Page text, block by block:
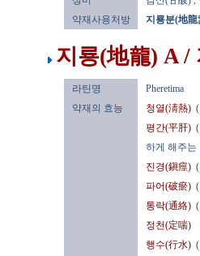
약재사용처방
지룡분(地龍
지룡(地龍) A /
라틴명
Pheretima
약재의 효능
청열(淸熱)
평간(平肝)
하게 해주는
진경(鎭痙)
파어(破瘀)
통락(通絡)
정천(定喘)
행수(行水)